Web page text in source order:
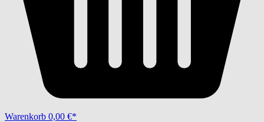
Warenkorb 0,00 €*